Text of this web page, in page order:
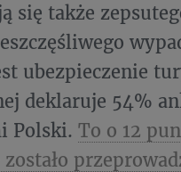
się także
ubezpieczenie
deklaruje 54%
Polski. To o 12